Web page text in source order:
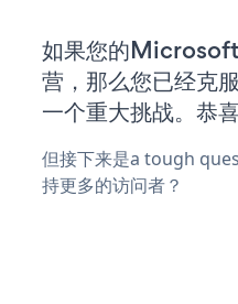
如果您的
营，那么您已经克
一个重大挑战。恭
但接下来是a tough
持更多的访问者？